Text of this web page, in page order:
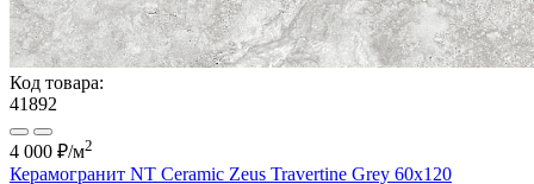
Код товара:
41892
4 000 ₽/м2
Керамогранит NT Ceramic Zeus Travertine Grey 60x120